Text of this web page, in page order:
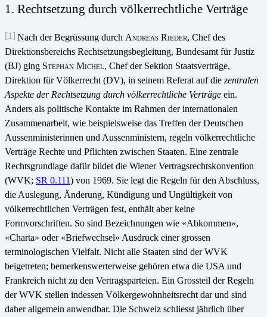
1. Rechtsetzung durch völkerrechtliche Verträge
[1] Nach der Begrüssung durch Andreas Rieder, Chef des
Direktionsbereichs Rechtsetzungsbegleitung, Bundesamt für Justiz
(BJ) ging Stephan Michel, Chef der Sektion Staatsverträge,
Direktion für Völkerrecht (DV), in seinem Referat auf die zentralen
Aspekte der Rechtsetzung durch völkerrechtliche Verträge ein.
Anders als politische Kontakte im Rahmen der internationalen
Zusammenarbeit, wie beispielsweise das Treffen der Deutschen
Aussenministerinnen und Aussenministern, regeln völkerrechtliche
Verträge Rechte und Pflichten zwischen Staaten. Eine zentrale
Rechtsgrundlage dafür bildet die Wiener Vertragsrechtskonvention
(WVK; SR 0.111) von 1969. Sie legt die Regeln für den Abschluss,
die Auslegung, Änderung, Kündigung und Ungültigkeit von
völkerrechtlichen Verträgen fest, enthält aber keine
Formvorschriften. So sind Bezeichnungen wie «Abkommen»,
«Charta» oder «Briefwechsel» Ausdruck einer grossen
terminologischen Vielfalt. Nicht alle Staaten sind der WVK
beigetreten; bemerkenswerterweise gehören etwa die USA und
Frankreich nicht zu den Vertragsparteien. Ein Grossteil der Regeln
der WVK stellen indessen Völkergewohnheitsrecht dar und sind
daher allgemein anwendbar. Die Schweiz schliesst jährlich über